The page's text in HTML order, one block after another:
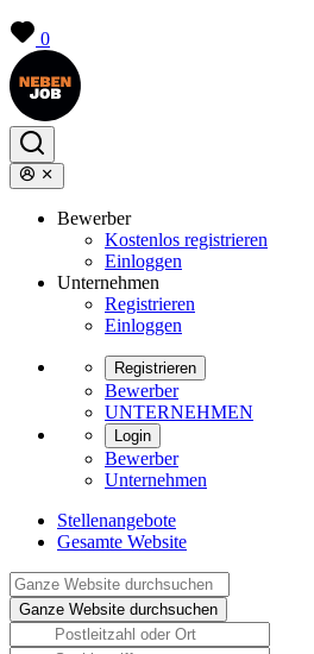
0
Bewerber
Kostenlos registrieren
Einloggen
Unternehmen
Registrieren
Einloggen
Registrieren
Bewerber
UNTERNEHMEN
Login
Bewerber
Unternehmen
Stellenangebote
Gesamte Website